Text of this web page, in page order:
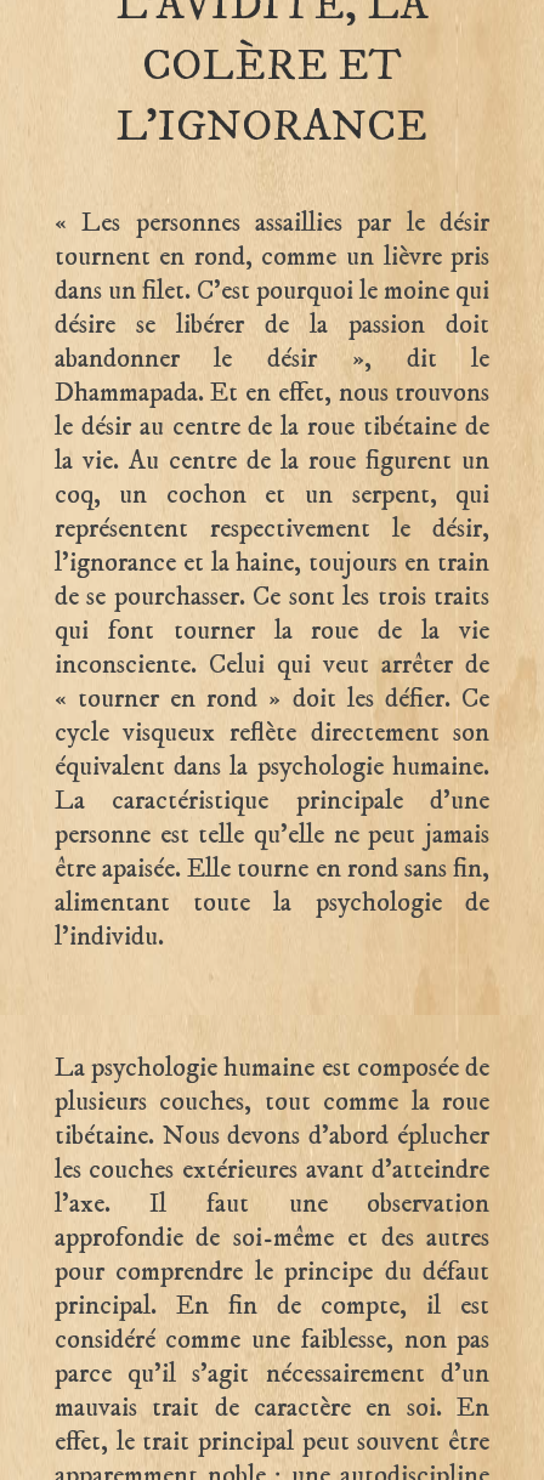
COLÈRE ET
L’IGNORANCE
« Les personnes assaillies par le désir
tournent en rond, comme un lièvre pris
dans un filet. C’est pourquoi le moine qui
désire se libérer de la passion doit
abandonner le désir », dit le
Dhammapada. Et en effet, nous trouvons
le désir au centre de la roue tibétaine de
la vie. Au centre de la roue figurent un
coq, un cochon et un serpent, qui
représentent respectivement le désir,
l’ignorance et la haine, toujours en train
de se pourchasser. Ce sont les trois traits
qui font tourner la roue de la vie
inconsciente. Celui qui veut arrêter de
« tourner en rond » doit les défier. Ce
cycle visqueux reflète directement son
équivalent dans la psychologie humaine.
La caractéristique principale d’une
personne est telle qu’elle ne peut jamais
être apaisée. Elle tourne en rond sans fin,
alimentant toute la psychologie de
l’individu.
La psychologie humaine est composée de
plusieurs couches, tout comme la roue
tibétaine. Nous devons d’abord éplucher
les couches extérieures avant d’atteindre
l’axe. Il faut une observation
approfondie de soi-même et des autres
pour comprendre le principe du défaut
principal. En fin de compte, il est
considéré comme une faiblesse, non pas
parce qu’il s’agit nécessairement d’un
mauvais trait de caractère en soi. En
effet, le trait principal peut souvent être